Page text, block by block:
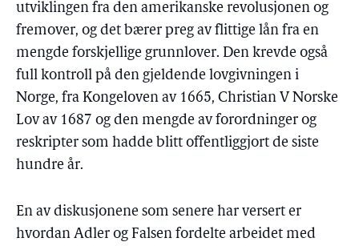
utviklingen fra den amerikanske revolusjonen og
fremover, og det bærer preg av flittige lån fra en
mengde forskjellige grunnlover. Den krevde også
full kontroll på den gjeldende lovgivningen i
Norge, fra Kongeloven av 1665, Christian V Norske
Lov av 1687 og den mengde av forordninger og
reskripter som hadde blitt offentliggjort de siste
hundre år.
En av diskusjonene som senere har versert er
hvordan Adler og Falsen fordelte arbeidet med